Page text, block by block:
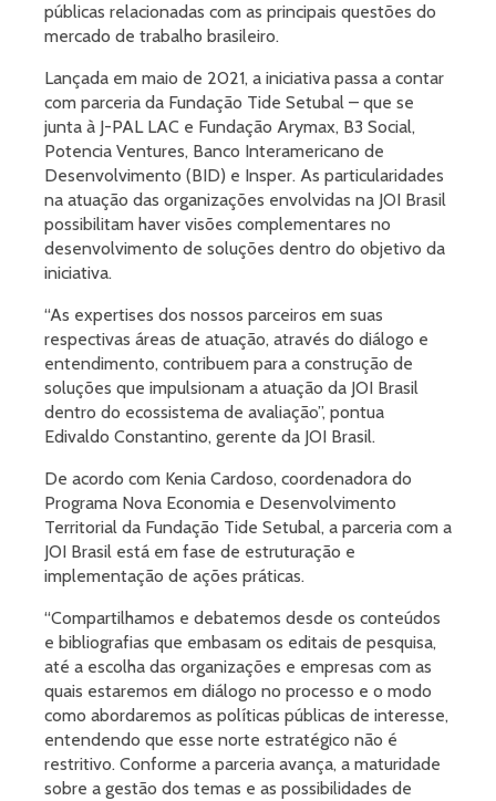
públicas relacionadas com as principais questões do
mercado de trabalho brasileiro.
Lançada em maio de 2021, a iniciativa passa a contar
com parceria da Fundação Tide Setubal – que se
junta à J-PAL LAC e Fundação Arymax, B3 Social,
Potencia Ventures, Banco Interamericano de
Desenvolvimento (BID) e Insper. As particularidades
na atuação das organizações envolvidas na JOI Brasil
possibilitam haver visões complementares no
desenvolvimento de soluções dentro do objetivo da
iniciativa.
“As expertises dos nossos parceiros em suas
respectivas áreas de atuação, através do diálogo e
entendimento, contribuem para a construção de
soluções que impulsionam a atuação da JOI Brasil
dentro do ecossistema de avaliação”, pontua
Edivaldo Constantino, gerente da JOI Brasil.
De acordo com Kenia Cardoso, coordenadora do
Programa Nova Economia e Desenvolvimento
Territorial da Fundação Tide Setubal, a parceria com a
JOI Brasil está em fase de estruturação e
implementação de ações práticas.
“Compartilhamos e debatemos desde os conteúdos
e bibliografias que embasam os editais de pesquisa,
até a escolha das organizações e empresas com as
quais estaremos em diálogo no processo e o modo
como abordaremos as políticas públicas de interesse,
entendendo que esse norte estratégico não é
restritivo. Conforme a parceria avança, a maturidade
sobre a gestão dos temas e as possibilidades de